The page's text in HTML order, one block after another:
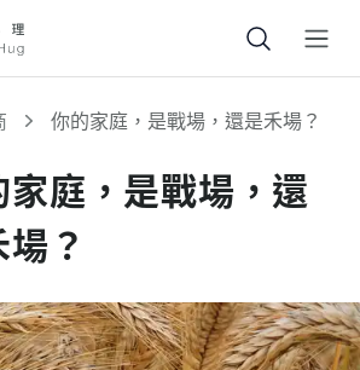
你的家庭，是戰場，還是禾場？
家庭，是戰場，還
？